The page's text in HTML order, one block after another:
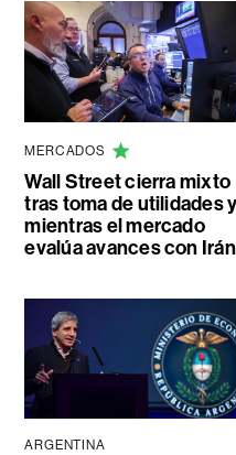
MERCADOS
Wall Street cierra mixto
tras toma de utilidades y
mientras el mercado
evalúa avances con Irán
ARGENTINA